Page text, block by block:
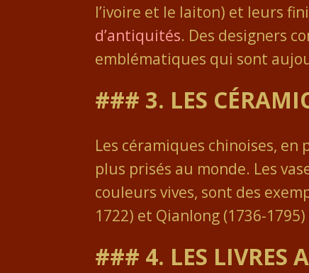
l’ivoire et le laiton) et leurs
d’antiquités. Des designers
emblématiques qui sont
### 3. LES
Les céramiques chinoises,
plus prisés au monde. Les
couleurs vives, sont des
1722) et Qianlong (1736-
### 4. LES LIVRES